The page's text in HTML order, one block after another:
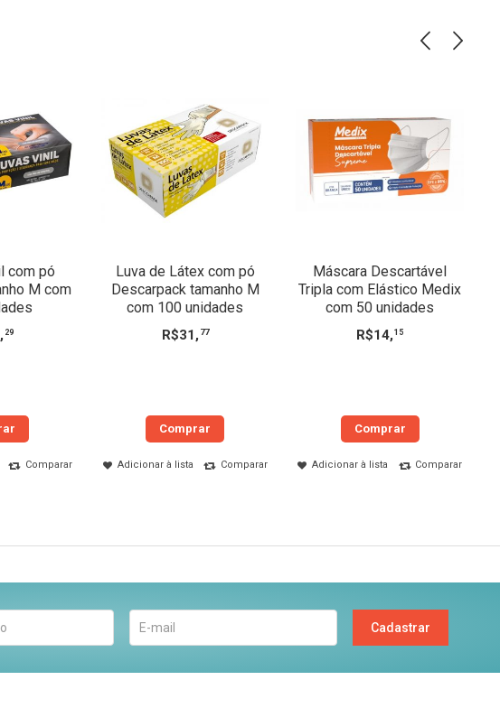
com pó
M com
, 29
Comparar
Luva de Látex com pó
Descarpack tamanho M
com 100 unidades
R$31 , 77
Comprar
Adicionar à lista Comparar
Máscara Descartável
Tripla com Elástico Medix
com 50 unidades
R$14, 15
Comprar
Adicionar à lista Comparar
Cadastrar